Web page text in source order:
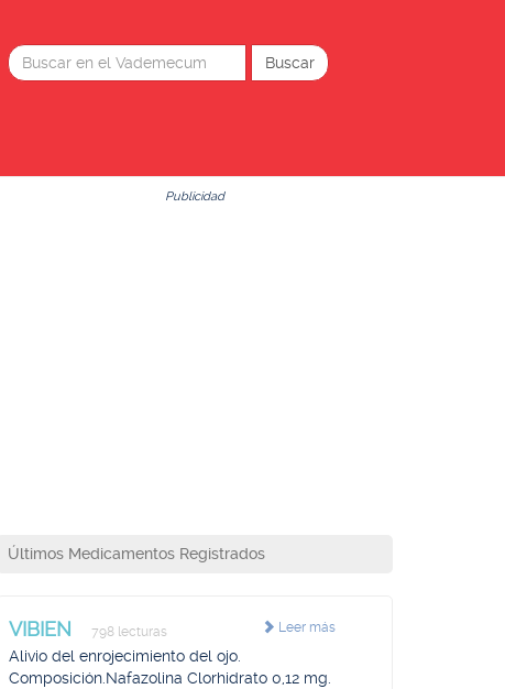
Publicidad
Últimos Medicamentos Registrados
Leer más
VIBIEN 798 lecturas
Alivio del enrojecimiento del ojo.
Composición.Nafazolina Clorhidrato 0,12 mg.